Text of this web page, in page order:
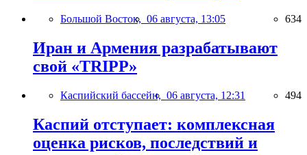
Большой Восток, 06 августа, 13:05 634
Иран и Армения разрабатывают
свой «TRIPP»
Каспийский бассейн, 06 августа, 12:31 494
Каспий отступает: комплексная
оценка рисков, последствий и